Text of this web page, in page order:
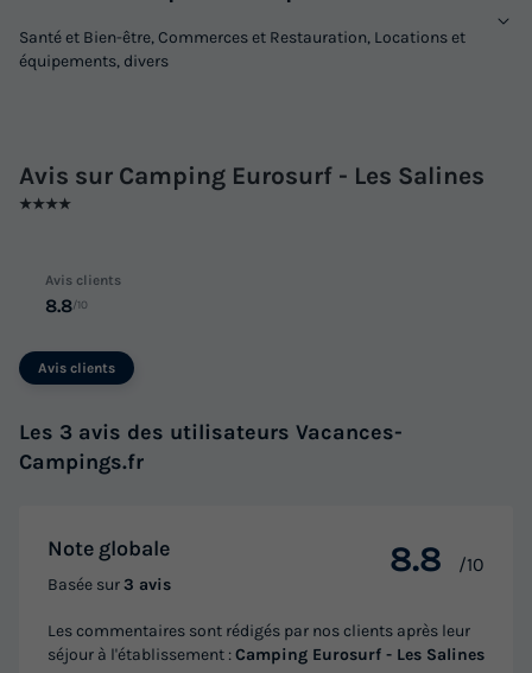
Santé et Bien-être, Commerces et Restauration, Locations et
équipements, divers
Avis sur Camping Eurosurf - Les Salines
★★★★
Avis clients
8.8/10
Avis clients
Les 3 avis des utilisateurs Vacances-
Campings.fr
Note globale
Basée sur3 avis
8.8 /10
Les commentaires sont rédigés par nos clients après leur
séjour à l'établissement :Camping Eurosurf - Les Salines